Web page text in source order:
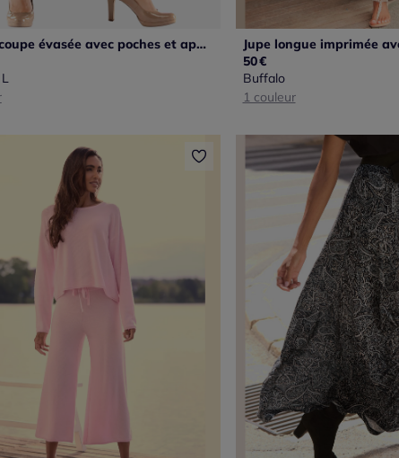
Jupes à coupe évasée avec poches et applications décoratives
50€
Buffalo
1 couleur